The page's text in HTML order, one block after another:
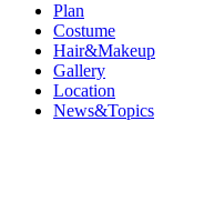
Plan
Costume
Hair&Makeup
Gallery
Location
News&Topics